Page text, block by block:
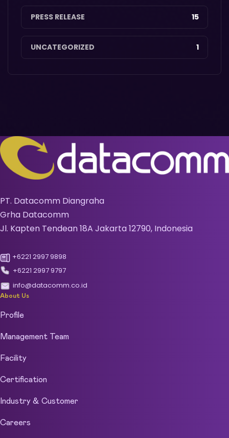
PRESS RELEASE 15
UNCATEGORIZED 1
PT. Datacomm Diangraha
Grha Datacomm
Jl. Kapten Tendean 18A Jakarta 12790, Indonesia
+6221 2997 9898
+6221 2997 9797
info@datacomm.co.id
About Us
Profile
Management Team
Facility
Certification
Industry & Customer
Careers